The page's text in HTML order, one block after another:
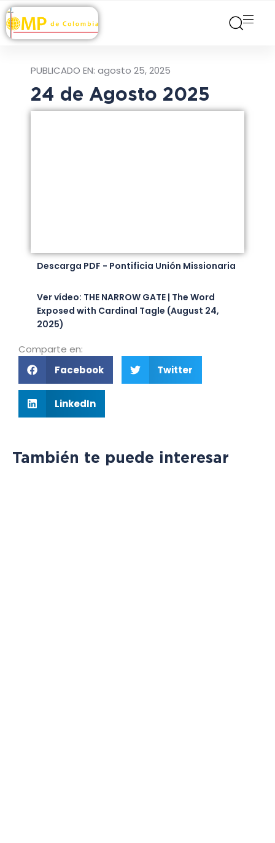
PUBLICADO EN: agosto 25, 2025
24 de Agosto 2025
Descarga PDF - Pontificia Unión Missionaria
Ver vídeo: THE NARROW GATE | The Word
Exposed with Cardinal Tagle (August 24,
2025)
Comparte en:
Facebook
Twitter
LinkedIn
También te puede interesar